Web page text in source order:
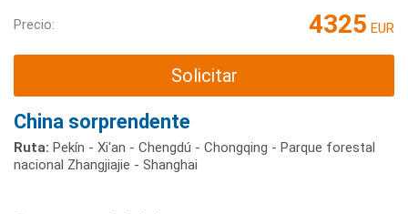
Precio: 4325 EUR
Solicitar
China sorprendente
Ruta: Pekín - Xi'an - Chengdú - Chongqing - Parque forestal
nacional Zhangjiajie - Shanghai